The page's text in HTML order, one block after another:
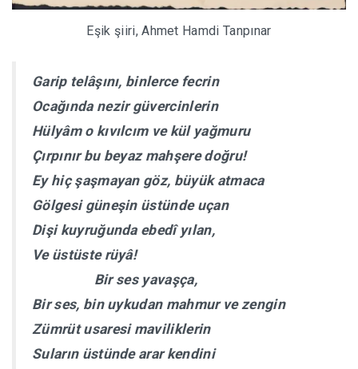
Eşik şiiri, Ahmet Hamdi Tanpınar
Garip telâşını, binlerce fecrin
Ocağında nezir güvercinlerin
Hülyâm o kıvılcım ve kül yağmuru
Çırpınır bu beyaz mahşere doğru!
Ey hiç şaşmayan göz, büyük atmaca
Gölgesi güneşin üstünde uçan
Dişi kuyruğunda ebedî yılan,
Ve üstüste rüyâ!
Bir ses yavaşça,
Bir ses, bin uykudan mahmur ve zengin
Zümrüt usaresi maviliklerin
Suların üstünde arar kendini